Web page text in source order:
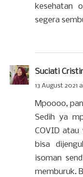
kesehatan
segera
Suciati
13 August 2021
Mpoooo,
Sedih ya
COVID atau
bisa
isoman
memburuk.